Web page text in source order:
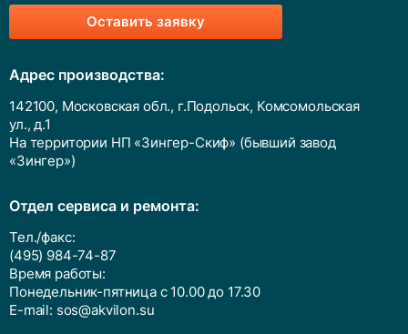
Y-образный переходник
Крестообразный переходник
Переходник Люэра
Проходной патрубок
Фитинги Runze из PP, PTFE, PPS и других
полимерных материалов
Трубки для перистальтических насосов
Оставить заявку
Адрес производства:
142100, Московская обл., г.Подольск, Комсомольская
ул., д.1
На территории НП «Зингер-Скиф» (бывший завод
«Зингер»)
Отдел сервиса и ремонта:
Тел./факс:
(495) 984-74-87
Время работы:
Понедельник-пятница с 10.00 до 17.30
E-mail: sos@akvilon.su